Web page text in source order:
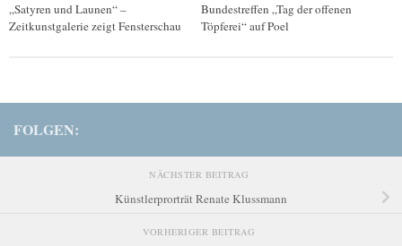
„Satyren und Launen“ –
Zeitkunstgalerie zeigt Fensterschau
Bundestreffen „Tag der offenen
Töpferei“ auf Poel
FOLGEN:
NÄCHSTER BEITRAG
Künstlerprorträt Renate Klussmann
VORHERIGER BEITRAG